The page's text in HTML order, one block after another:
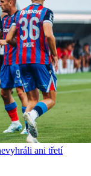
ani třetí